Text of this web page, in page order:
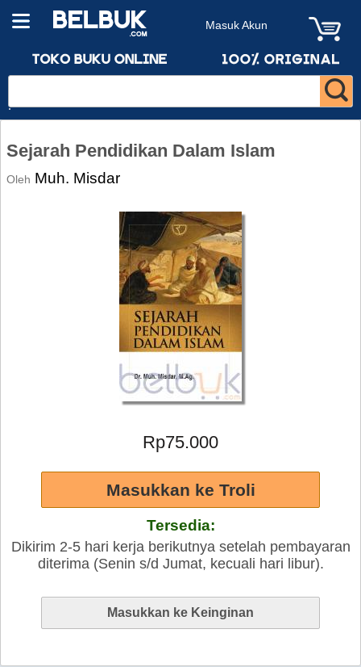
Masuk Akun
Sejarah Pendidikan Dalam Islam
Oleh Muh. Misdar
Rp75.000
Tersedia:
Dikirim 2-5 hari kerja berikutnya setelah pembayaran
diterima (Senin s/d Jumat, kecuali hari libur).